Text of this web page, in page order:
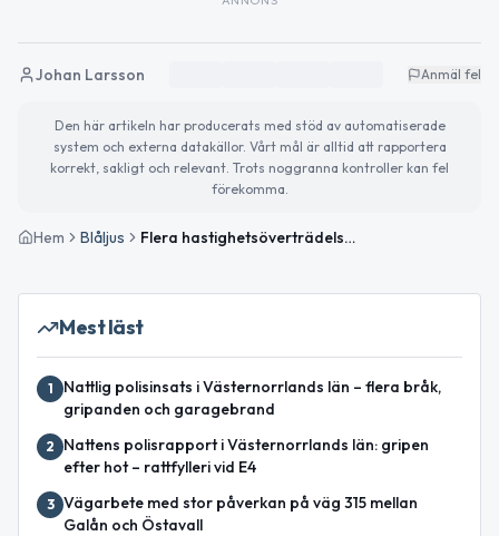
Johan Larsson Anmäl fel
Den här artikeln har producerats med stöd av automatiserade
system och externa datakällor. Vårt mål är alltid att rapportera
korrekt, sakligt och relevant. Trots noggranna kontroller kan fel
förekomma.
Hem Blåljus Flera hastighetsöverträdelser upptäckta vid trafikkontroller i Västernorrland
Mest läst
1
Nattlig polisinsats i Västernorrlands län – flera bråk,
gripanden och garagebrand
2
Nattens polisrapport i Västernorrlands län: gripen
efter hot – rattfylleri vid E4
3 Vägarbete med stor påverkan på väg 315 mellan
Galån och Östavall